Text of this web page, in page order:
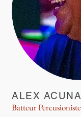
ALEX ACUNA
Batteur Percusioniste